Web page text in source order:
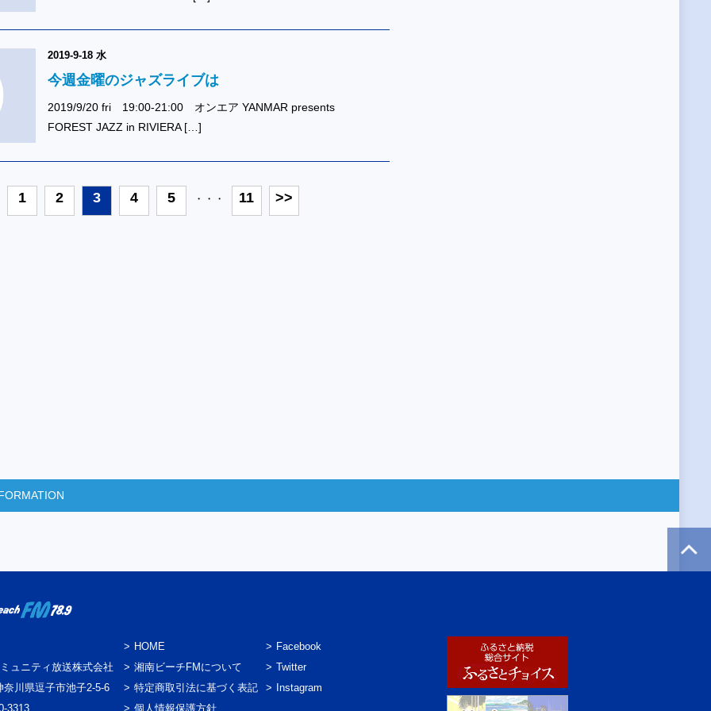
2019-9-18 水
今週金曜のジャズライブは
2019/9/20 fri 19:00-21:00 オンエア YANMAR presents
FOREST JAZZ in RIVIERA […]
1 2 3 4 5 ・・・ 11 >>
ュニティ放送株式会社
奈川県逗子市池子2-5-6
3313
HOME
湘南ビーチFMについて
特定商取引法に基づく表記
個人情報保護方針
Facebook
Twitter
Instagram